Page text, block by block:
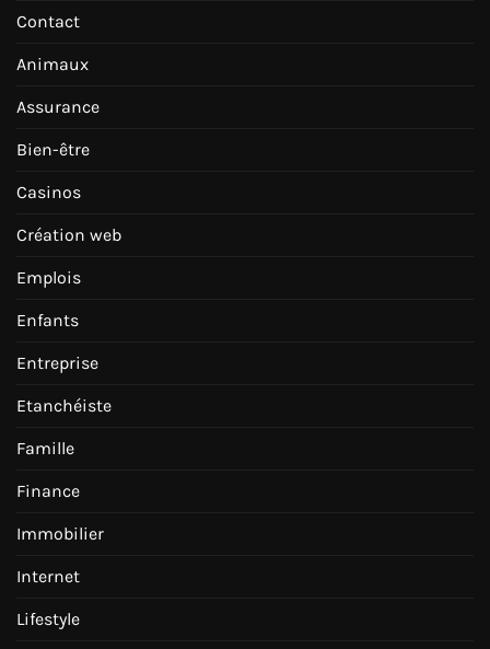
Contact
Animaux
Assurance
Bien-être
Casinos
Création web
Emplois
Enfants
Entreprise
Etanchéiste
Famille
Finance
Immobilier
Internet
Lifestyle